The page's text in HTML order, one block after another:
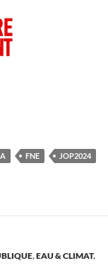
médaille d’or du
FNE
JOP2024
,EAU & CLIMAT,